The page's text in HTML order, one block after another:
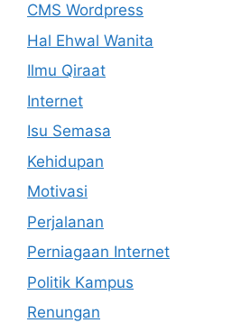
CMS Wordpress
Hal Ehwal Wanita
Ilmu Qiraat
Internet
Isu Semasa
Kehidupan
Motivasi
Perjalanan
Perniagaan Internet
Politik Kampus
Renungan